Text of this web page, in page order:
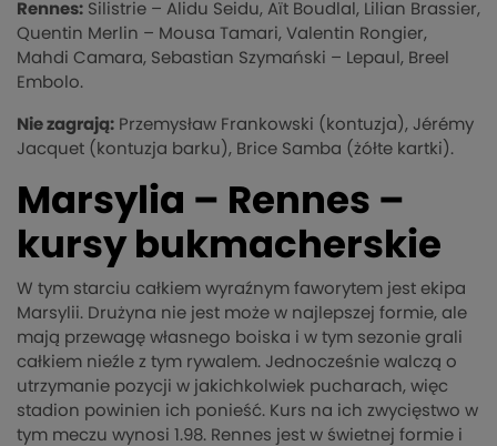
Rennes: Silistrie – Alidu Seidu, Aït Boudlal, Lilian Brassier,
Quentin Merlin – Mousa Tamari, Valentin Rongier,
Mahdi Camara, Sebastian Szymański – Lepaul, Breel
Embolo.
Nie zagrają: Przemysław Frankowski (kontuzja), Jérémy
Jacquet (kontuzja barku), Brice Samba (żółte kartki).
Marsylia – Rennes –
kursy bukmacherskie
W tym starciu całkiem wyraźnym faworytem jest ekipa
Marsylii. Drużyna nie jest może w najlepszej formie, ale
mają przewagę własnego boiska i w tym sezonie grali
całkiem nieźle z tym rywalem. Jednocześnie walczą o
utrzymanie pozycji w jakichkolwiek pucharach, więc
stadion powinien ich ponieść. Kurs na ich zwycięstwo w
tym meczu wynosi 1.98. Rennes jest w świetnej formie i